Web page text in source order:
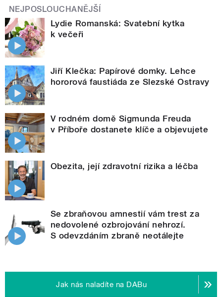
NEJPOSLOUCHANĚJŠÍ
Lydie Romanská: Svatební kytka
k večeři
Jiří Klečka: Papírové domky. Lehce
hororová faustiáda ze Slezské Ostravy
V rodném domě Sigmunda Freuda
v Příboře dostanete klíče a objevujete
Obezita, její zdravotní rizika a léčba
Se zbraňovou amnestií vám trest za
nedovolené ozbrojování nehrozí.
S odevzdáním zbraně neotálejte
Jak nás naladíte na DABu